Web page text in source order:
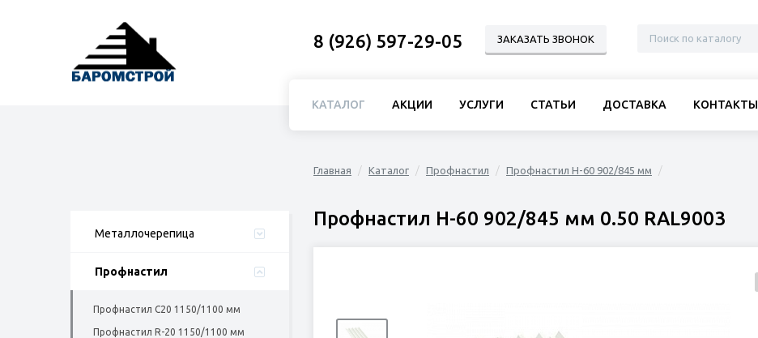
Металлочерепица
Профнастил
Профнастил C20 1150/1100 мм
Профнастил R-20 1150/1100 мм
Главная Каталог Профнастил Профнастил Н-60 902/845 мм
Профнастил Н-60 902/845 мм 0.50 RAL9003
8 (926) 597-29-05 ЗАКАЗАТЬ ЗВОНОК
КАТАЛОГ АКЦИИ УСЛУГИ СТАТЬИ ДОСТАВКА КОНТАКТЫ